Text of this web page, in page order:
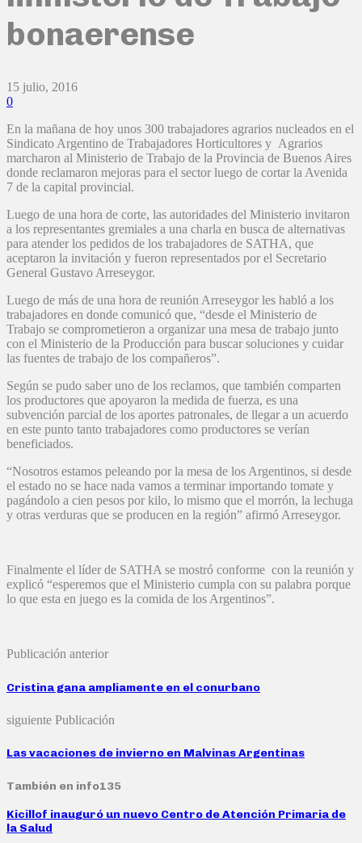
bonaerense
15 julio, 2016
0
En la mañana de hoy unos 300 trabajadores agrarios nucleados en el
Sindicato Argentino de Trabajadores Horticultores y Agrarios
marcharon al Ministerio de Trabajo de la Provincia de Buenos Aires
donde reclamaron mejoras para el sector luego de cortar la Avenida
7 de la capital provincial.
Luego de una hora de corte, las autoridades del Ministerio invitaron
a los representantes gremiales a una charla en busca de alternativas
para atender los pedidos de los trabajadores de SATHA, que
aceptaron la invitación y fueron representados por el Secretario
General Gustavo Arreseygor.
Luego de más de una hora de reunión Arreseygor les habló a los
trabajadores en donde comunicó que, “desde el Ministerio de
Trabajo se comprometieron a organizar una mesa de trabajo junto
con el Ministerio de la Producción para buscar soluciones y cuidar
las fuentes de trabajo de los compañeros”.
Según se pudo saber uno de los reclamos, que también comparten
los productores que apoyaron la medida de fuerza, es una
subvención parcial de los aportes patronales, de llegar a un acuerdo
en este punto tanto trabajadores como productores se verían
beneficiados.
“Nosotros estamos peleando por la mesa de los Argentinos, si desde
el estado no se hace nada vamos a terminar importando tomate y
pagándolo a cien pesos por kilo, lo mismo que el morrón, la lechuga
y otras verduras que se producen en la región” afirmó Arreseygor.
Finalmente el líder de SATHA se mostró conforme con la reunión y
explicó “esperemos que el Ministerio cumpla con su palabra porque
lo que esta en juego es la comida de los Argentinos”.
Publicación anterior
Cristina gana ampliamente en el conurbano
siguiente Publicación
Las vacaciones de invierno en Malvinas Argentinas
También en info135
Kicillof inauguró un nuevo Centro de Atención Primaria de
la Salud